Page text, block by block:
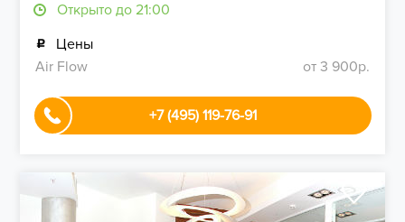
Открыто до 21:00
Цены
Air Flow
от 3 900р.
+7 (495) 119-76-91